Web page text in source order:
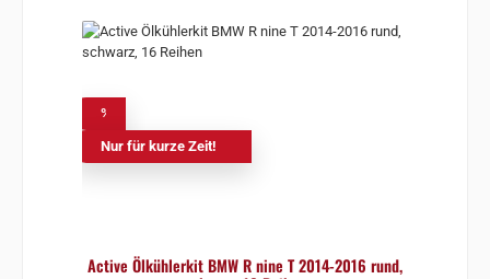
Nur für kurze Zeit!
Active Ölkühlerkit BMW R nine T 2014-2016 rund,